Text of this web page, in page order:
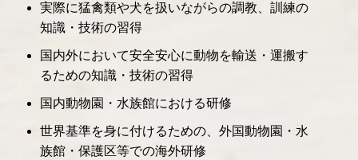
実際に猛禽類や犬を扱いながらの調教、訓練の
知識・技術の習得
国内外において安全安心に動物を輸送・運搬す
るための知識・技術の習得
国内動物園・水族館における研修
世界基準を身に付けるための、外国動物園・水
族館・保護区等での海外研修